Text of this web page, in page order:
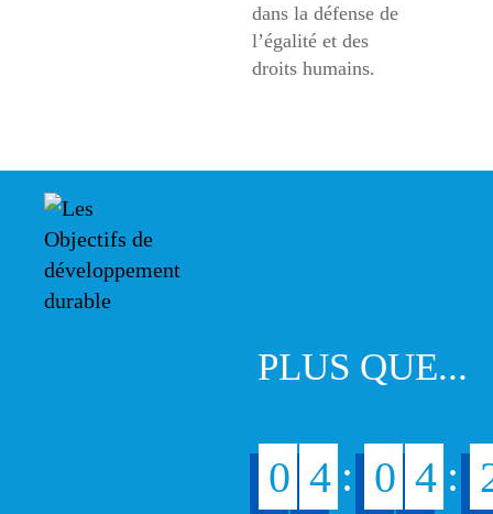
dans la défense de
l’égalité et des
droits humains.
PLUS QUE...
0 4 : 0 4 :